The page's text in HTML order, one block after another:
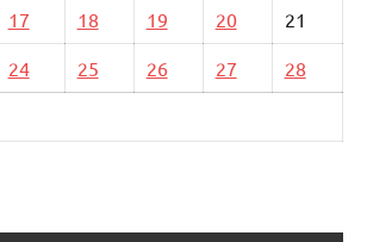
17 18 19 20 21
24 25 26 27 28